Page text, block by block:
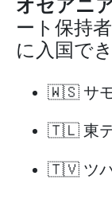
オセアニ
ート保持
に入国で
🇼🇸 サモ
🇹🇱 東テ
🇹🇻 ツバ